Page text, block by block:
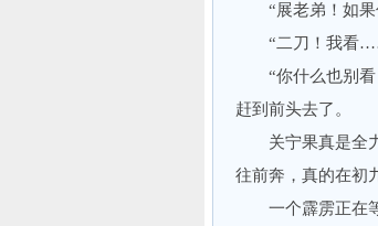
“展老弟！如果
“二刀！我看
“你什么也别看，
赶到前头去了。
关宁果真是全力
往前奔，真的在初
一个霹雳正在等